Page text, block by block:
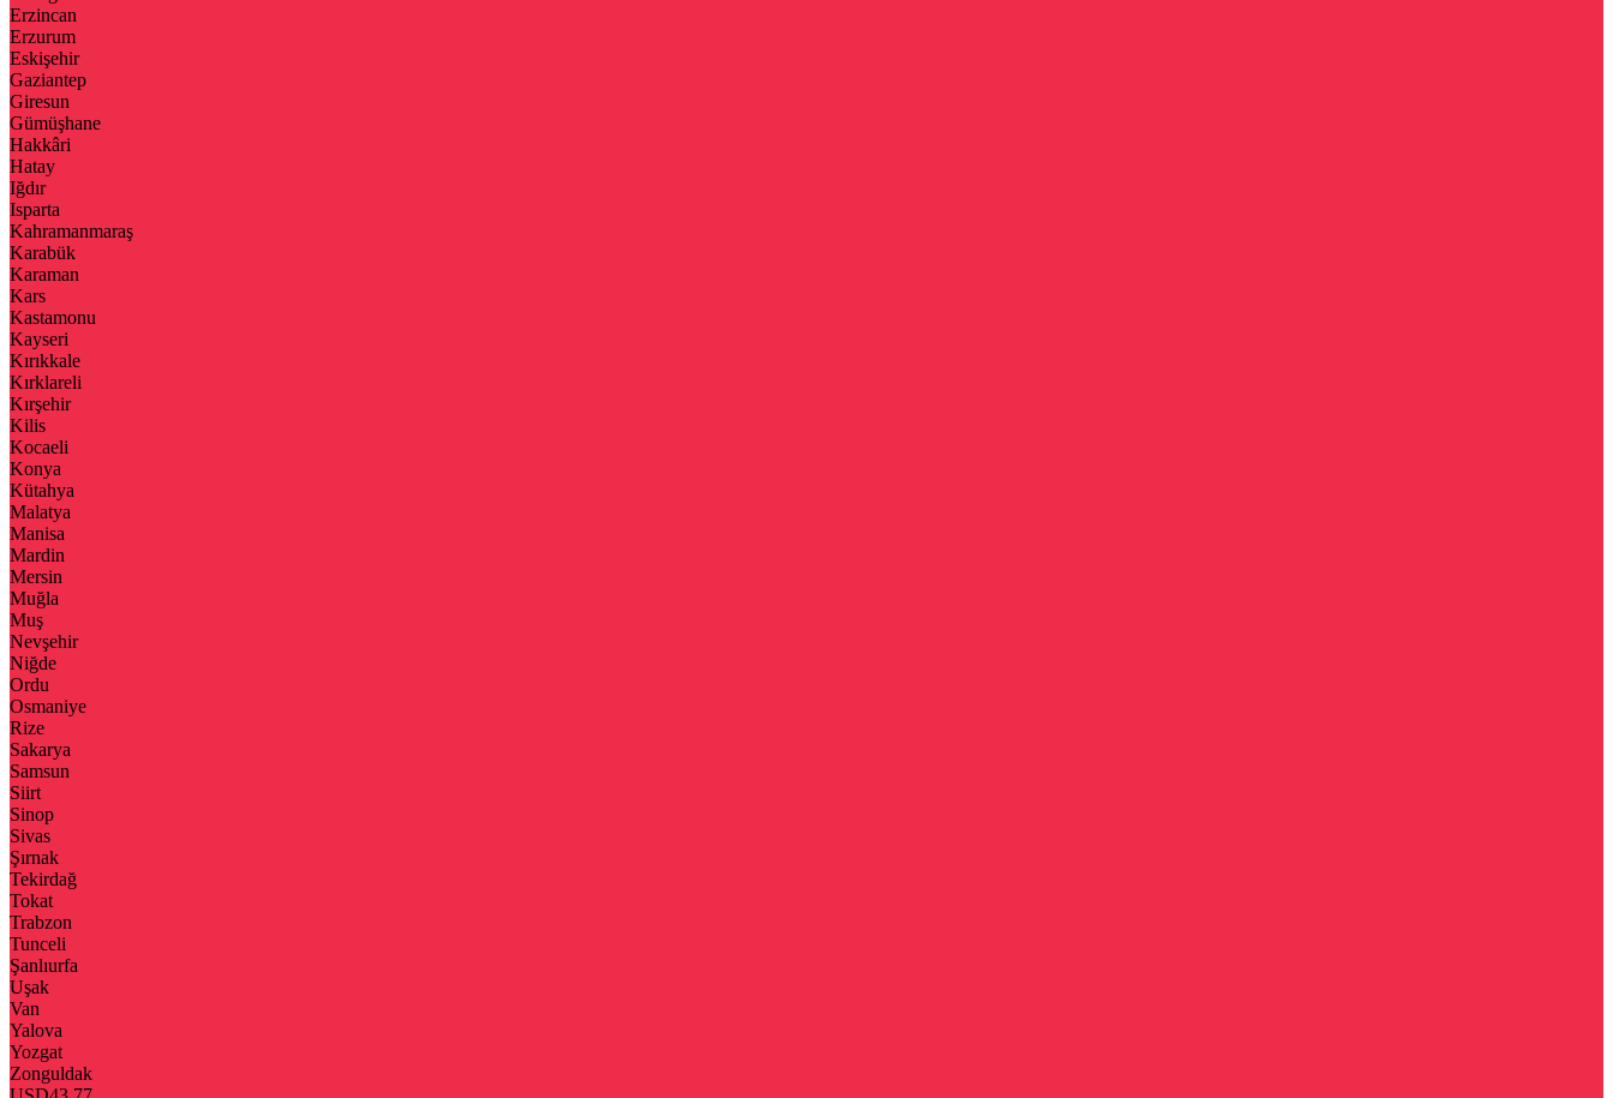
Erzincan
Erzurum
Eskişehir
Gaziantep
Giresun
Gümüşhane
Hakkâri
Hatay
Iğdır
Isparta
Kahramanmaraş
Karabük
Karaman
Kars
Kastamonu
Kayseri
Kırıkkale
Kırklareli
Kırşehir
Kilis
Kocaeli
Konya
Kütahya
Malatya
Manisa
Mardin
Mersin
Muğla
Muş
Nevşehir
Niğde
Ordu
Osmaniye
Rize
Sakarya
Samsun
Siirt
Sinop
Sivas
Şırnak
Tekirdağ
Tokat
Trabzon
Tunceli
Şanlıurfa
Uşak
Van
Yalova
Yozgat
Zonguldak